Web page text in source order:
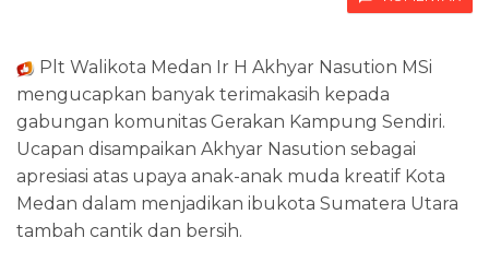
Plt Walikota Medan Ir H Akhyar Nasution MSi
mengucapkan banyak terimakasih kepada
gabungan komunitas Gerakan Kampung Sendiri.
Ucapan disampaikan Akhyar Nasution sebagai
apresiasi atas upaya anak-anak muda kreatif Kota
Medan dalam menjadikan ibukota Sumatera Utara
tambah cantik dan bersih.